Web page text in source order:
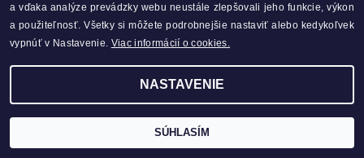
a vďaka analýze prevádzky webu neustále zlepšovali jeho funkcie, výkon
a použiteľnosť. Všetky si môžete podrobnejšie nastaviť alebo kedykoľvek
vypnúť v Nastavenie. Viac informácií o cookies.
NASTAVENIE
SÚHLASÍM